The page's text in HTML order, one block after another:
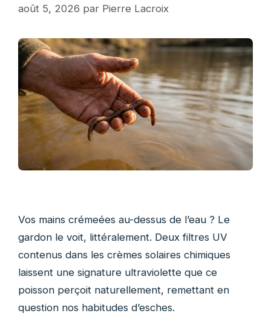
août 5, 2026 par Pierre Lacroix
Vos mains crémeées au-dessus de l’eau ? Le
gardon le voit, littéralement. Deux filtres UV
contenus dans les crèmes solaires chimiques
laissent une signature ultraviolette que ce
poisson perçoit naturellement, remettant en
question nos habitudes d’esches.